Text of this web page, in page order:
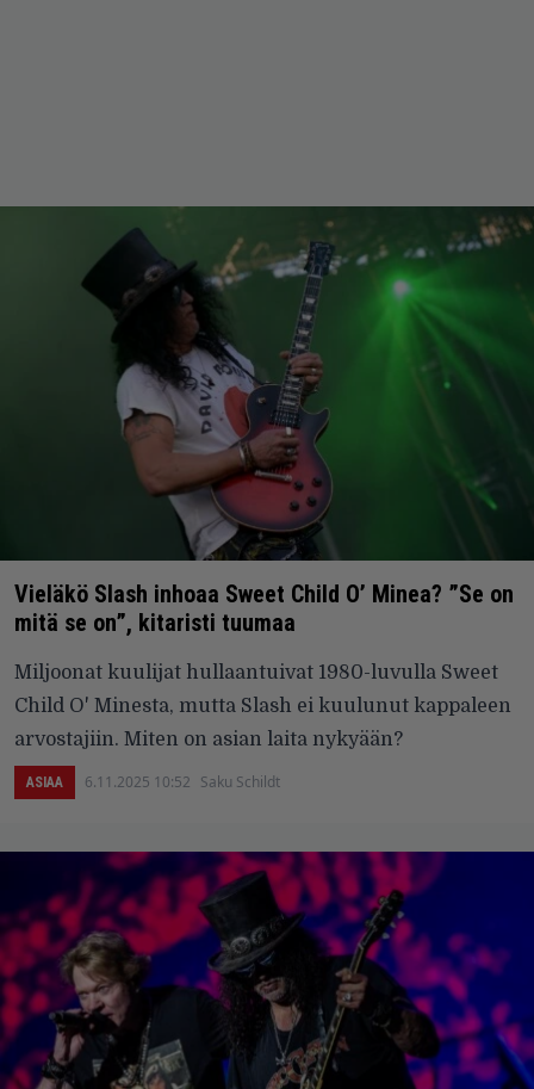
Vieläkö Slash inhoaa Sweet Child O’ Minea? ”Se on
mitä se on”, kitaristi tuumaa
Miljoonat kuulijat hullaantuivat 1980-luvulla Sweet
Child O' Minesta, mutta Slash ei kuulunut kappaleen
arvostajiin. Miten on asian laita nykyään?
ASIAA 6.11.2025 10:52 Saku Schildt